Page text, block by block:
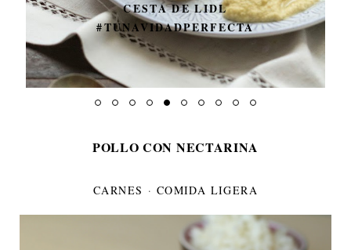
POLLO CON NECTARINA
CARNES · COMIDA LIGERA